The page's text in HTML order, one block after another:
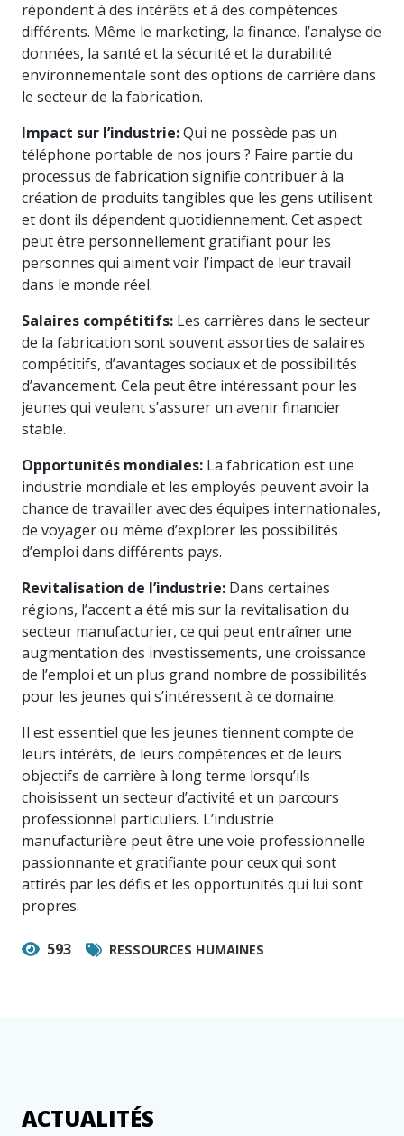
répondent à des intérêts et à des compétences
différents. Même le marketing, la finance, l’analyse de
données, la santé et la sécurité et la durabilité
environnementale sont des options de carrière dans
le secteur de la fabrication.
Impact sur l’industrie:Qui ne possède pas un
téléphone portable de nos jours ? Faire partie du
processus de fabrication signifie contribuer à la
création de produits tangibles que les gens utilisent
et dont ils dépendent quotidiennement. Cet aspect
peut être personnellement gratifiant pour les
personnes qui aiment voir l’impact de leur travail
dans le monde réel.
Salaires compétitifs: Les carrières dans le secteur
de la fabrication sont souvent assorties de salaires
compétitifs, d’avantages sociaux et de possibilités
d’avancement. Cela peut être intéressant pour les
jeunes qui veulent s’assurer un avenir financier
stable.
Opportunités mondiales: La fabrication est une
industrie mondiale et les employés peuvent avoir la
chance de travailler avec des équipes internationales,
de voyager ou même d’explorer les possibilités
d’emploi dans différents pays.
Revitalisation de l’industrie: Dans certaines
régions, l’accent a été mis sur la revitalisation du
secteur manufacturier, ce qui peut entraîner une
augmentation des investissements, une croissance
de l’emploi et un plus grand nombre de possibilités
pour les jeunes qui s’intéressent à ce domaine.
Il est essentiel que les jeunes tiennent compte de
leurs intérêts, de leurs compétences et de leurs
objectifs de carrière à long terme lorsqu’ils
choisissent un secteur d’activité et un parcours
professionnel particuliers. L’industrie
manufacturière peut être une voie professionnelle
passionnante et gratifiante pour ceux qui sont
attirés par les défis et les opportunités qui lui sont
propres.
593 RESSOURCES HUMAINES
ACTUALITÉS